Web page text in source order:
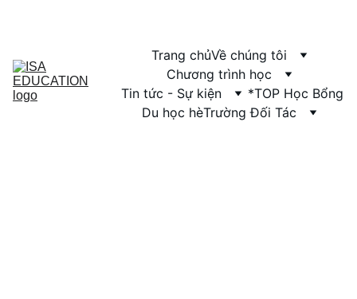
Trang chủVề chúng tôi
Chương trình học
Tin tức - Sự kiện
*TOP Học Bổng
Du học hèTrường Đối Tác